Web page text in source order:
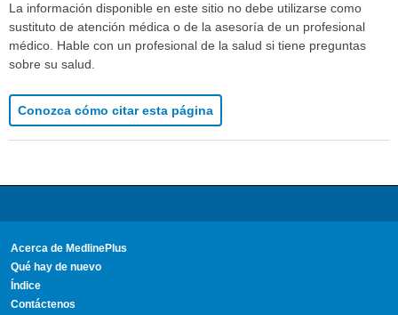
La información disponible en este sitio no debe utilizarse como
sustituto de atención médica o de la asesoría de un profesional
médico. Hable con un profesional de la salud si tiene preguntas
sobre su salud.
Conozca cómo citar esta página
Acerca de MedlinePlus
Qué hay de nuevo
Índice
Contáctenos